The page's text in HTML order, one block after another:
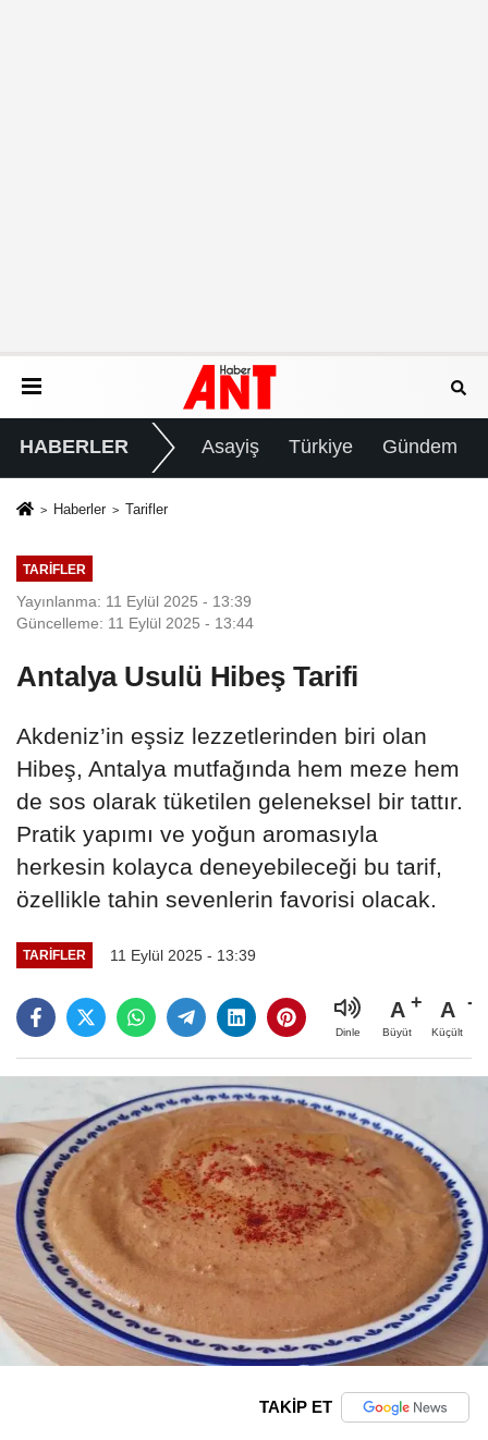
HABERLER Asayiş Türkiye Gündem
Haberler Tarifler
TARIFLER
Yayınlanma: 11 Eylül 2025 - 13:39
Güncelleme: 11 Eylül 2025 - 13:44
Antalya Usulü Hibeş Tarifi
Akdeniz’in eşsiz lezzetlerinden biri olan
Hibeş, Antalya mutfağında hem meze hem
de sos olarak tüketilen geleneksel bir tattır.
Pratik yapımı ve yoğun aromasıyla
herkesin kolayca deneyebileceği bu tarif,
özellikle tahin sevenlerin favorisi olacak.
TARIFLER 11 Eylül 2025 - 13:39
Dinle
A
Büyüt
A
Küçült
TAKİP ET